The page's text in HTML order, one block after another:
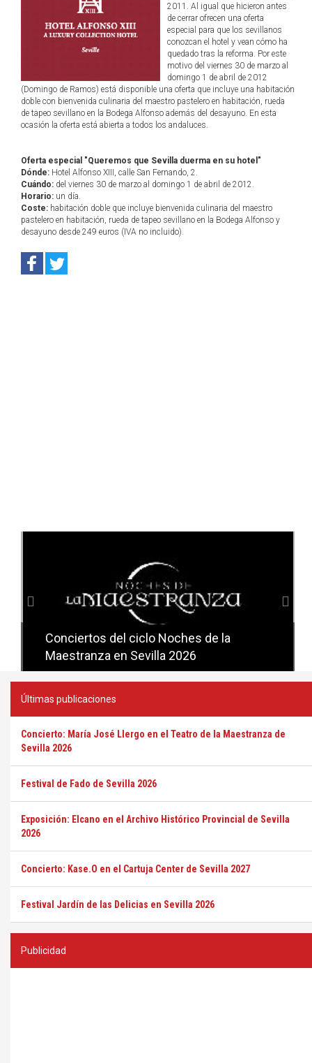
2011. Al igual que hicieron antes
de cerrar ofrecen una oferta
especial para que los sevillanos
conozcan el hotel y vean cómo ha
quedado tras la reforma. Por este
motivo del viernes 30 de marzo al
domingo 1 de abril de 2012
(Domingo de Ramos) está disponible una oferta que incluye una habitación
doble con bienvenida culinaria del maestro pastelero en habitación, rueda
de tapeo sevillano en la Bodega Alfonso además del desayuno. En esta
ocasión la oferta está abierta a todos los andaluces.
Oferta especial "Queremos que Sevilla duerma en su hotel"
Dónde: Hotel Alfonso XIII, calle San Fernando, 2.
Cuándo: del viernes 30 de marzo al domingo 1 de abril de 2012.
Horario: un día.
Coste: habitación doble que incluye bienvenida culinaria del maestro
pastelero en habitación, rueda de tapeo sevillano en la Bodega Alfonso y
desayuno desde 249 euros (IVA no incluido).
Conciertos del ciclo Noches de la
Maestranza en Sevilla 2026
Conciertos del ciclo Candlelight en
Sevilla
Últimas publicaciones
Concierto: María José Llergo en el Teatro de la Maestranza de
Sevilla 2026
Festival de Fado de Sevilla 2026
Exposición: Elcano en el Archivo Histórico Provincial de Sevilla
2026
Concierto: Kase.O en el Cartuja Center de Sevilla 2027
Festival Jardín de las Delicias en Sevilla 2026
Publicidad